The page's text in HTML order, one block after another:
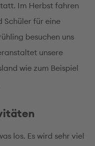
Im Herbst fahren
Schüler für eine
besuchen uns
unsere
wie zum Beispiel
los. Es wird sehr viel